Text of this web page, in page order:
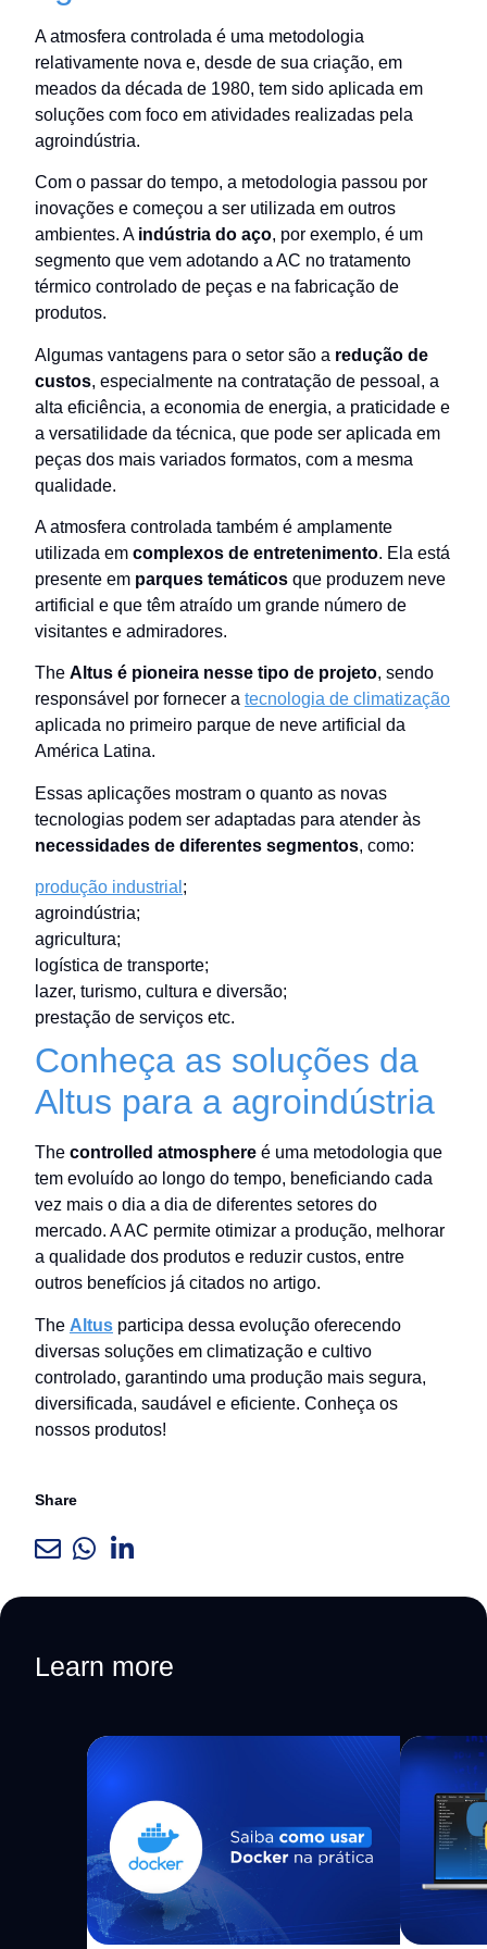
A atmosfera controlada é uma metodologia
relativamente nova e, desde de sua criação, em
meados da década de 1980, tem sido aplicada em
soluções com foco em atividades realizadas pela
agroindústria.
Com o passar do tempo, a metodologia passou por
inovações e começou a ser utilizada em outros
ambientes. A indústria do aço, por exemplo, é um
segmento que vem adotando a AC no tratamento
térmico controlado de peças e na fabricação de
produtos.
Algumas vantagens para o setor são a redução de
custos, especialmente na contratação de pessoal, a
alta eficiência, a economia de energia, a praticidade e
a versatilidade da técnica, que pode ser aplicada em
peças dos mais variados formatos, com a mesma
qualidade.
A atmosfera controlada também é amplamente
utilizada em complexos de entretenimento. Ela está
presente em parques temáticos que produzem neve
artificial e que têm atraído um grande número de
visitantes e admiradores.
The Altus é pioneira nesse tipo de projeto, sendo
responsável por fornecer a tecnologia de climatização
aplicada no primeiro parque de neve artificial da
América Latina.
Essas aplicações mostram o quanto as novas
tecnologias podem ser adaptadas para atender às
necessidades de diferentes segmentos, como:
produção industrial ;
agroindústria;
agricultura;
logística de transporte;
lazer, turismo, cultura e diversão;
prestação de serviços etc.
Conheça as soluções da
Altus para a agroindústria
The controlled atmosphere é uma metodologia que
tem evoluído ao longo do tempo, beneficiando cada
vez mais o dia a dia de diferentes setores do
mercado. A AC permite otimizar a produção, melhorar
a qualidade dos produtos e reduzir custos, entre
outros benefícios já citados no artigo.
The Altus participa dessa evolução oferecendo
diversas soluções em climatização e cultivo
controlado, garantindo uma produção mais segura,
diversificada, saudável e eficiente. Conheça os
nossos produtos!
Share
Learn more